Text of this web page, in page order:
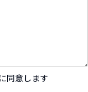
に同意します